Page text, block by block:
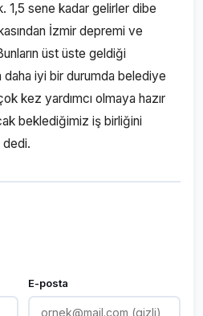
1,5 sene kadar gelirler dibe
İzmir depremi ve
üst üste geldiği
daha iyi bir durumda belediye
kez yardımcı olmaya hazır
beklediğimiz iş birliğini
dedi.
E-posta